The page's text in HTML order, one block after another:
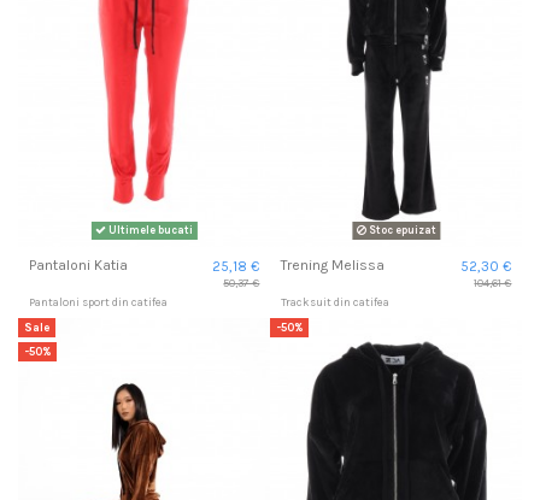
Ultimele bucati
Pantaloni Katia 25,18 €
50,37 €
Pantaloni sport din catifea
Stoc epuizat
Trening Melissa 52,30 €
104,61 €
Tracksuit din catifea
Sale
-50%
-50%